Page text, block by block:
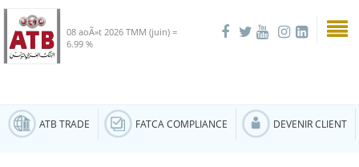
08 aoÃ»t 2026 TMM (juin) =
6.99 %
ATB TRADE FATCA COMPLIANCE DEVENIR CLIENT